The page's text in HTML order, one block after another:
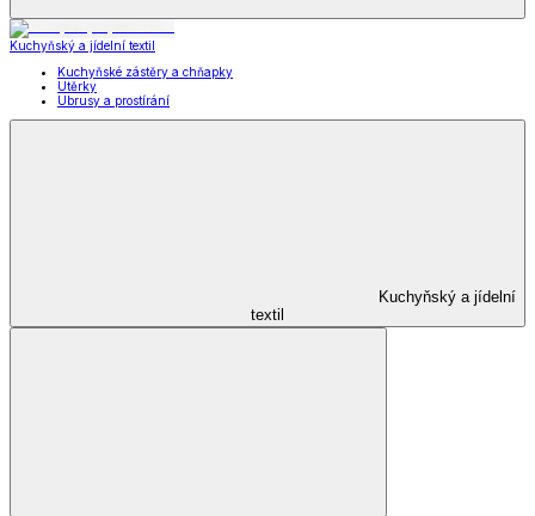
Kuchyňský a jídelní textil
Kuchyňské zástěry a chňapky
Utěrky
Ubrusy a prostírání
Kuchyňský a jídelní
textil